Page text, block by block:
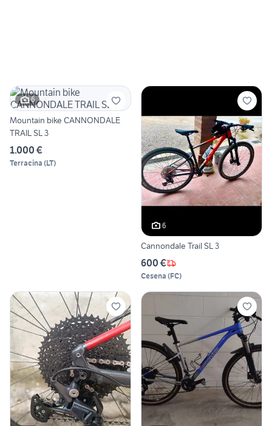
6
Mountain bike CANNONDALE
TRAIL SL 3
1.000 €
Terracina (LT)
6
Cannondale Trail SL 3
600 €
Cesena (FC)